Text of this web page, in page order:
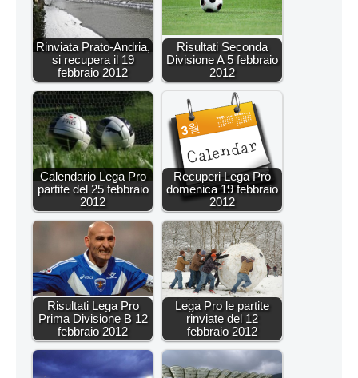
Rinviata Prato-Andria,
si recupera il 19
febbraio 2012
Risultati Seconda
Divisione A 5 febbraio
2012
Calendario Lega Pro
partite del 25 febbraio
2012
Recuperi Lega Pro
domenica 19 febbraio
2012
Risultati Lega Pro
Prima Divisione B 12
febbraio 2012
Lega Pro le partite
rinviate del 12
febbraio 2012